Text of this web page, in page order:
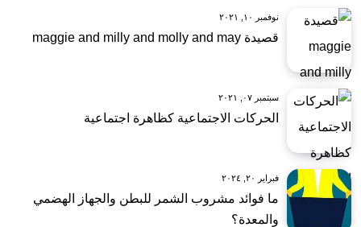
نوفمبر ١٠, ٢٠٢١
قصيدة maggie and milly and molly and may
سبتمبر ٠٧, ٢٠٢١
الحركات الاجتماعية كظاهرة اجتماعية
فبراير ٢٠, ٢٠٢٤
ما فوائد مشروب الشمر للبطن والجهاز الهضمي
والمعدة؟